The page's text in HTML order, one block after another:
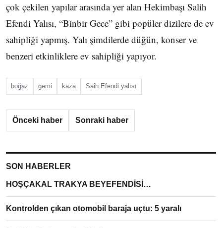
çok çekilen yapılar arasında yer alan Hekimbaşı Salih
Efendi Yalısı, “Binbir Gece” gibi popüler dizilere de ev
sahipliği yapmış. Yalı şimdilerde düğün, konser ve
benzeri etkinliklere ev sahipliği yapıyor.
boğaz gemi kaza Saih Efendi yalısı
Önceki haber Sonraki haber
SON HABERLER
HOŞÇAKAL TRAKYA BEYEFENDİSİ…
Kontrolden çıkan otomobil baraja uçtu: 5 yaralı